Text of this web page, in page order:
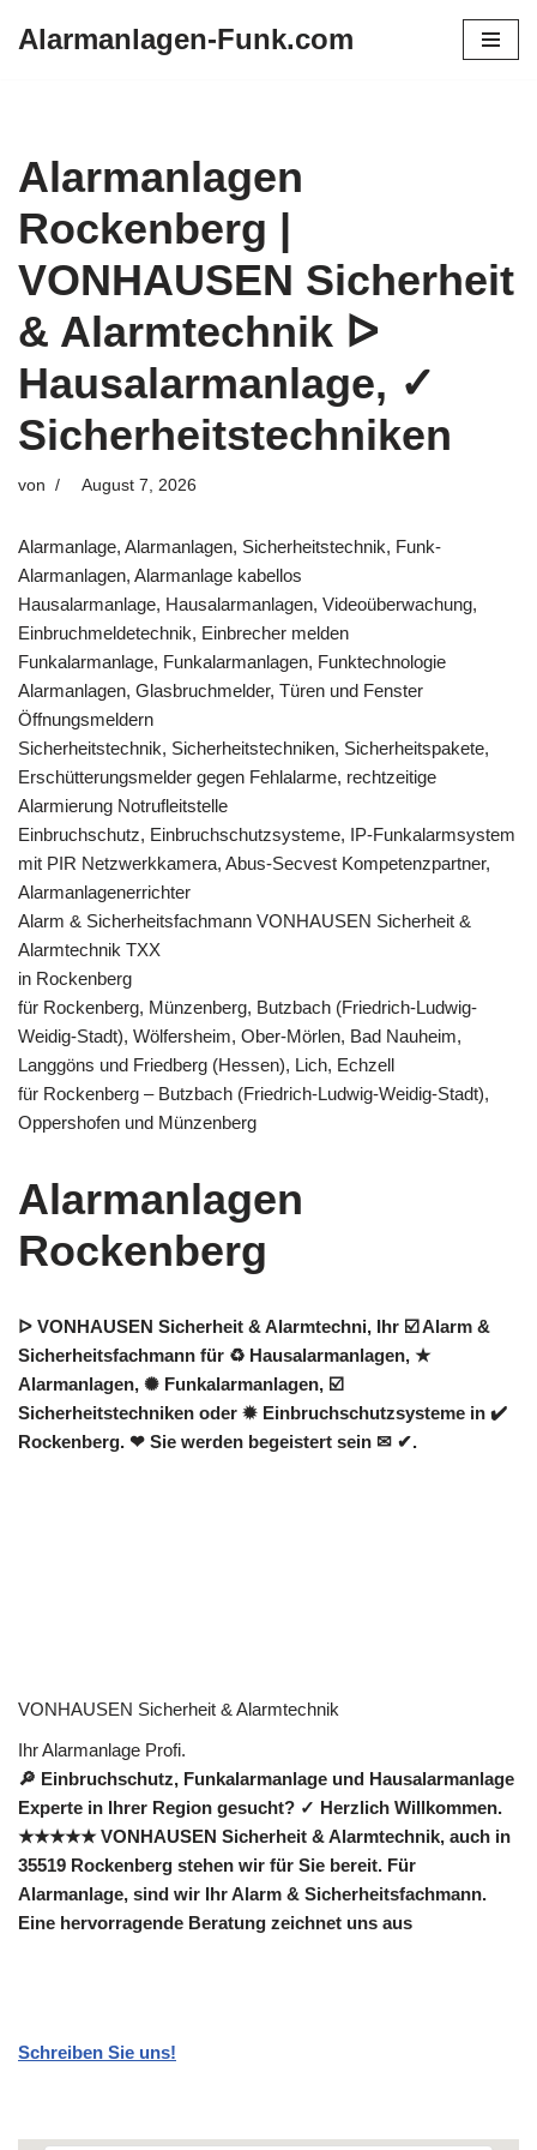
Alarmanlagen-Funk.com
Alarmanlagen
Rockenberg |
VONHAUSEN Sicherheit
& Alarmtechnik ᐅ
Hausalarmanlage, ✓
Sicherheitstechniken
von August 7, 2026
Alarmanlage, Alarmanlagen, Sicherheitstechnik, Funk-
Alarmanlagen, Alarmanlage kabellos
Hausalarmanlage, Hausalarmanlagen, Videoüberwachung,
Einbruchmeldetechnik, Einbrecher melden
Funkalarmanlage, Funkalarmanlagen, Funktechnologie
Alarmanlagen, Glasbruchmelder, Türen und Fenster
Öffnungsmeldern
Sicherheitstechnik, Sicherheitstechniken, Sicherheitspakete,
Erschütterungsmelder gegen Fehlalarme, rechtzeitige
Alarmierung Notrufleitstelle
Einbruchschutz, Einbruchschutzsysteme, IP-Funkalarmsystem
mit PIR Netzwerkkamera, Abus-Secvest Kompetenzpartner,
Alarmanlagenerrichter
Alarm & Sicherheitsfachmann VONHAUSEN Sicherheit &
Alarmtechnik TXX
in Rockenberg
für Rockenberg, Münzenberg, Butzbach (Friedrich-Ludwig-
Weidig-Stadt), Wölfersheim, Ober-Mörlen, Bad Nauheim,
Langgöns und Friedberg (Hessen), Lich, Echzell
für Rockenberg – Butzbach (Friedrich-Ludwig-Weidig-Stadt),
Oppershofen und Münzenberg
Alarmanlagen
Rockenberg
ᐅ VONHAUSEN Sicherheit & Alarmtechni, Ihr ☑️ Alarm &
Sicherheitsfachmann für ♻ Hausalarmanlagen, ★
Alarmanlagen, ✺ Funkalarmanlagen, ☑️
Sicherheitstechniken oder ✹ Einbruchschutzsysteme in ✔️
Rockenberg. ❤ Sie werden begeistert sein ✉ ✔.
VONHAUSEN Sicherheit & Alarmtechnik
Ihr Alarmanlage Profi.
🔎 Einbruchschutz, Funkalarmanlage und Hausalarmanlage
Experte in Ihrer Region gesucht? ✓ Herzlich Willkommen.
★★★★★ VONHAUSEN Sicherheit & Alarmtechnik, auch in
35519 Rockenberg stehen wir für Sie bereit. Für
Alarmanlage, sind wir Ihr Alarm & Sicherheitsfachmann.
Eine hervorragende Beratung zeichnet uns aus
Schreiben Sie uns!